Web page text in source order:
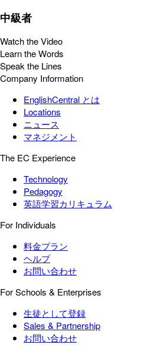
中級者
Watch the Video
Learn the Words
Speak the Lines
Company Information
EnglishCentral とは
Locations
ニュース
マネジメント
The EC Experience
Technology
Pedagogy
英語学習カリキュラム
For Individuals
料金プラン
ヘルプ
お問い合わせ
For Schools & Enterprises
生徒として登録
Sales & Partnership
お問い合わせ